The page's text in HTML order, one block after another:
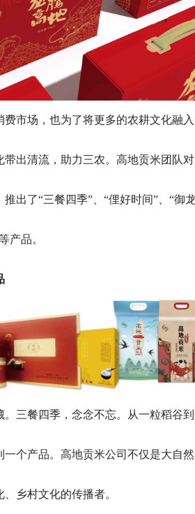
市场，也为了将更多的农耕文化融
带出清流，助力三农。高地贡米团队
出了“三餐四季”、“俚好时间”、“御
产品。
三餐四季，念念不忘。从一粒稻谷
一个产品。高地贡米公司不仅是大自
乡村文化的传播者。